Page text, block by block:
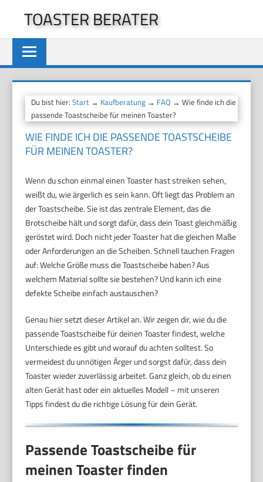
springen
TOASTER BERATER
Du bist hier:Start → Kaufberatung → FAQ → Wie finde ich die
passende Toastscheibe für meinen Toaster?
WIE FINDE ICH DIE PASSENDE TOASTSCHEIBE
FÜR MEINEN TOASTER?
Wenn du schon einmal einen Toaster hast streiken sehen,
weißt du, wie ärgerlich es sein kann. Oft liegt das Problem an
der Toastscheibe. Sie ist das zentrale Element, das die
Brotscheibe hält und sorgt dafür, dass dein Toast gleichmäßig
geröstet wird. Doch nicht jeder Toaster hat die gleichen Maße
oder Anforderungen an die Scheiben. Schnell tauchen Fragen
auf: Welche Größe muss die Toastscheibe haben? Aus
welchem Material sollte sie bestehen? Und kann ich eine
defekte Scheibe einfach austauschen?
Genau hier setzt dieser Artikel an. Wir zeigen dir, wie du die
passende Toastscheibe für deinen Toaster findest, welche
Unterschiede es gibt und worauf du achten solltest. So
vermeidest du unnötigen Ärger und sorgst dafür, dass dein
Toaster wieder zuverlässig arbeitet. Ganz gleich, ob du einen
alten Gerät hast oder ein aktuelles Modell – mit unseren
Tipps findest du die richtige Lösung für dein Gerät.
Passende Toastscheibe für
meinen Toaster finden